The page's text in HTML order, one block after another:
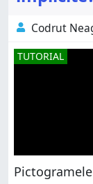
Codrut
TUTORIAL